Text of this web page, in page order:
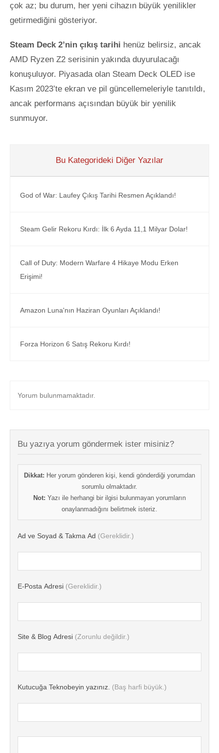
çok az; bu durum, her yeni cihazın büyük yenilikler
getirmediğini gösteriyor.
Steam Deck 2’nin çıkış tarihi henüz belirsiz, ancak
AMD Ryzen Z2 serisinin yakında duyurulacağı
konuşuluyor. Piyasada olan Steam Deck OLED ise
Kasım 2023’te ekran ve pil güncellemeleriyle tanıtıldı,
ancak performans açısından büyük bir yenilik
sunmuyor.
Bu Kategorideki Diğer Yazılar
God of War: Laufey Çıkış Tarihi Resmen Açıklandı!
Steam Gelir Rekoru Kırdı: İlk 6 Ayda 11,1 Milyar Dolar!
Call of Duty: Modern Warfare 4 Hikaye Modu Erken
Erişimi!
Amazon Luna'nın Haziran Oyunları Açıklandı!
Forza Horizon 6 Satış Rekoru Kırdı!
Yorum bulunmamaktadır.
Bu yazıya yorum göndermek ister misiniz?
Dikkat: Her yorum gönderen kişi, kendi gönderdiği yorumdan
sorumlu olmaktadır.
Not: Yazı ile herhangi bir ilgisi bulunmayan yorumların
onaylanmadığını belirtmek isteriz.
Ad ve Soyad & Takma Ad (Gereklidir.)
E-Posta Adresi (Gereklidir.)
Site & Blog Adresi (Zorunlu değildir.)
Kutucuğa Teknobeyin yazınız. (Baş harfi büyük.)